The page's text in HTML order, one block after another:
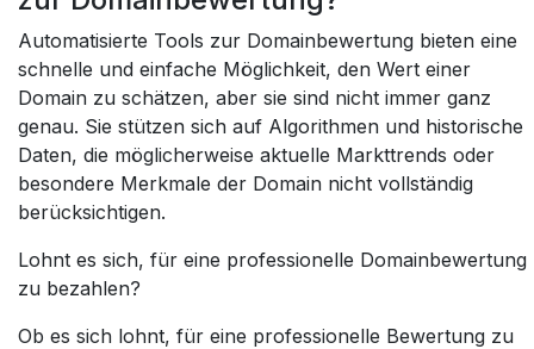
Automatisierte Tools zur Domainbewertung bieten eine
schnelle und einfache Möglichkeit, den Wert einer
Domain zu schätzen, aber sie sind nicht immer ganz
genau. Sie stützen sich auf Algorithmen und historische
Daten, die möglicherweise aktuelle Markttrends oder
besondere Merkmale der Domain nicht vollständig
berücksichtigen.
Lohnt es sich, für eine professionelle Domainbewertung
zu bezahlen?
Ob es sich lohnt, für eine professionelle Bewertung zu